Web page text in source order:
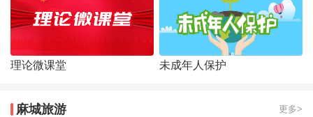
理论微课堂 未成年人保护
麻城旅游 更多>